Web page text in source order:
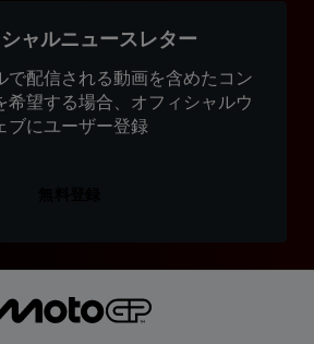
ャルニュースレター
で配信される動画を含めたコン
希望する場合、オフィシャルウ
ブにユーザー登録